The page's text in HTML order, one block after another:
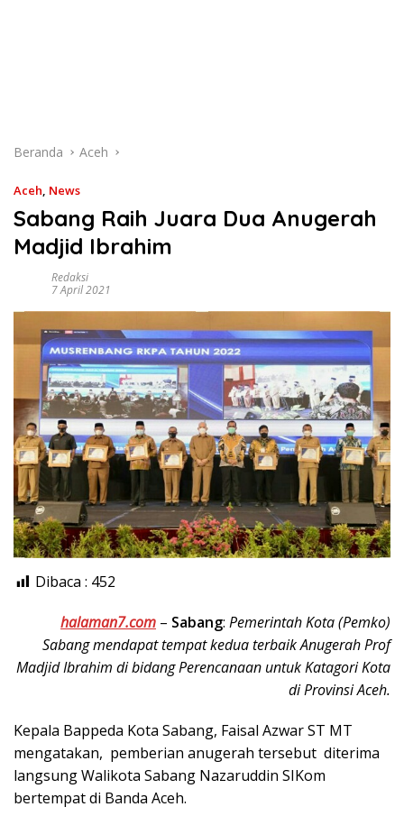
Beranda Aceh
Aceh, News
Sabang Raih Juara Dua Anugerah
Madjid Ibrahim
Redaksi
7 April 2021
Dibaca : 452
halaman7.com – Sabang: Pemerintah Kota (Pemko)
Sabang mendapat tempat kedua terbaik Anugerah Prof
Madjid Ibrahim di bidang Perencanaan untuk Katagori Kota
di Provinsi Aceh.
Kepala Bappeda Kota Sabang, Faisal Azwar ST MT
mengatakan, pemberian anugerah tersebut diterima
langsung Walikota Sabang Nazaruddin SIKom
bertempat di Banda Aceh.